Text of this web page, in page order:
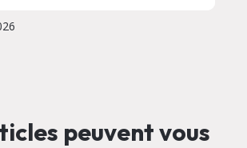
peuvent vous